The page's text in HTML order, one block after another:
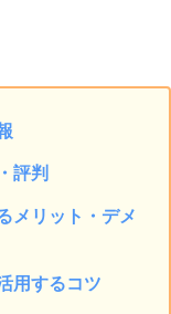
評判
メリット・デメ
用するコツ